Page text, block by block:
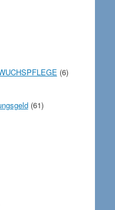
(6)
(61)